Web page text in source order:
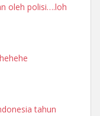
oleh polisi….loh
tahun